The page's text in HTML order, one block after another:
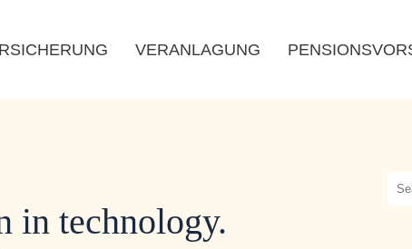
VERANLAGUNG
in technology.